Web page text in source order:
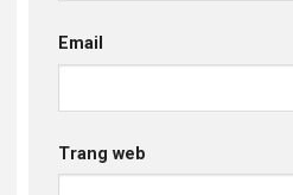
Email
Trang web